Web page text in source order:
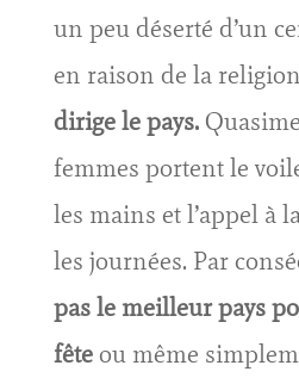
un peu déserté d’un
en raison de la
dirige le pays.
femmes portent le
les mains et l’appel à
les journées. Par
pas le meilleur pays
fêteou même